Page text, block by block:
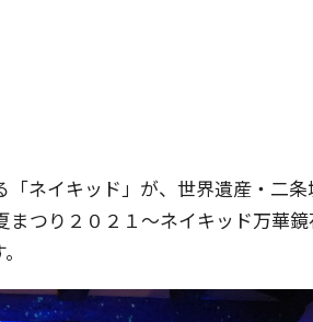
ネイキッド」が、世界遺産・二条
つり２０２１〜ネイキッド万華鏡